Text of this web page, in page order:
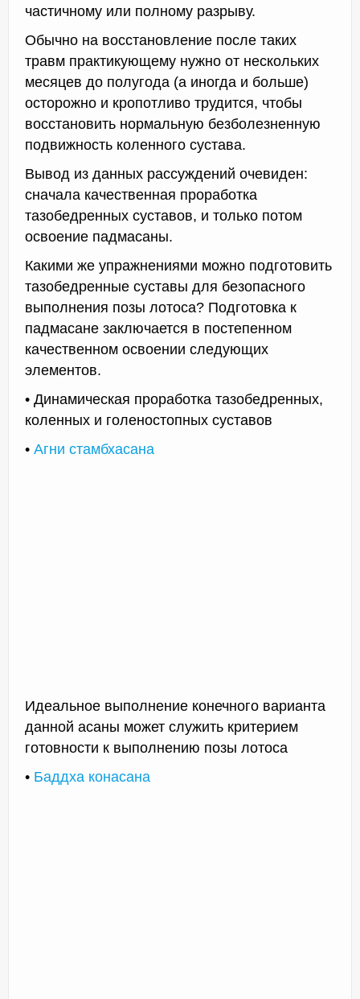
частичному или полному разрыву.
Обычно на восстановление после таких
травм практикующему нужно от нескольких
месяцев до полугода (а иногда и больше)
осторожно и кропотливо трудится, чтобы
восстановить нормальную безболезненную
подвижность коленного сустава.
Вывод из данных рассуждений очевиден:
сначала качественная проработка
тазобедренных суставов, и только потом
освоение падмасаны.
Какими же упражнениями можно подготовить
тазобедренные суставы для безопасного
выполнения позы лотоса? Подготовка к
падмасане заключается в постепенном
качественном освоении следующих
элементов.
• Динамическая проработка тазобедренных,
коленных и голеностопных суставов
• Агни стамбхасана
Идеальное выполнение конечного варианта
данной асаны может служить критерием
готовности к выполнению позы лотоса
• Баддха конасана